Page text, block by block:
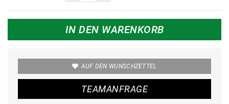
IN DEN WARENKORB
AUF DEN WUNSCHZETTEL
TEAMANFRAGE